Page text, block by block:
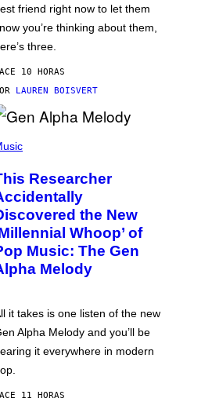
friend right now to let them
you’re thinking about them,
three.
10 HORAS
LAUREN BOISVERT
Researcher
the New
Whoop’ of
Music: The Gen
Melody
it takes is one listen of the new
Alpha Melody and you’ll be
it everywhere in modern
11 HORAS